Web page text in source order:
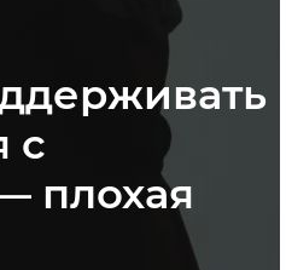
с
плохая